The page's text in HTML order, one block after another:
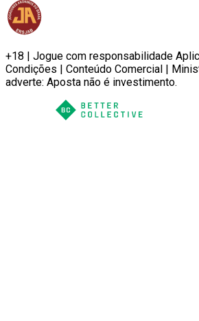
+18 | Jogue com responsabilidade
Condições | Conteúdo Comercial |
adverte: Aposta não é investimento.